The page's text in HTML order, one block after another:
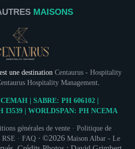
MAISONS
une destination Centaurus - Hospitality
Hospitality Management.
| SABRE: PH 606102 |
| WORLDSPAN: PH NCEMA
générales de vente · Politique de
RSE · FAQ · ©2026 Maison Albar - Le